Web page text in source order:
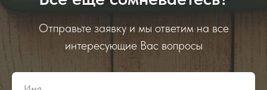
Отправьте заявку и мы ответим на все
интересующие Вас вопросы